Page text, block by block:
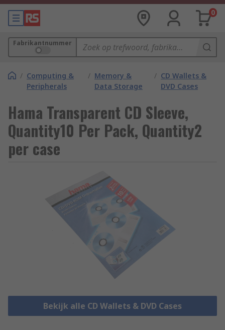
0
Fabrikantnummer
/ Computing &
Peripherals
/ Memory &
Data Storage
/ CD Wallets &
DVD Cases
Hama Transparent CD Sleeve,
Quantity10 Per Pack, Quantity2
per case
Bekijk alle CD Wallets & DVD Cases